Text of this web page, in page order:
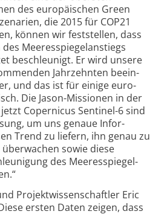
des euro­päischen Green
die 2015 für COP21
können wir feststellen, dass
Meeresspiegel­anstiegs
beschleunigt. Er wird unsere
Jahr­zehnten beein­
und das ist für einige euro­
Die Jason-Missionen in der
Copernicus Sentinel-6 sind
um uns genaue Infor­
Trend zu liefern, ihn genau zu
sowie diese
des Meeresspiegel­
Projekt­wissenschaftler Eric
ersten Daten zeigen, dass